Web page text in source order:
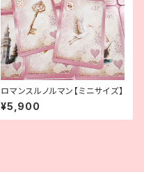
ロマンスルノルマン【ミニサイズ】
¥5,900